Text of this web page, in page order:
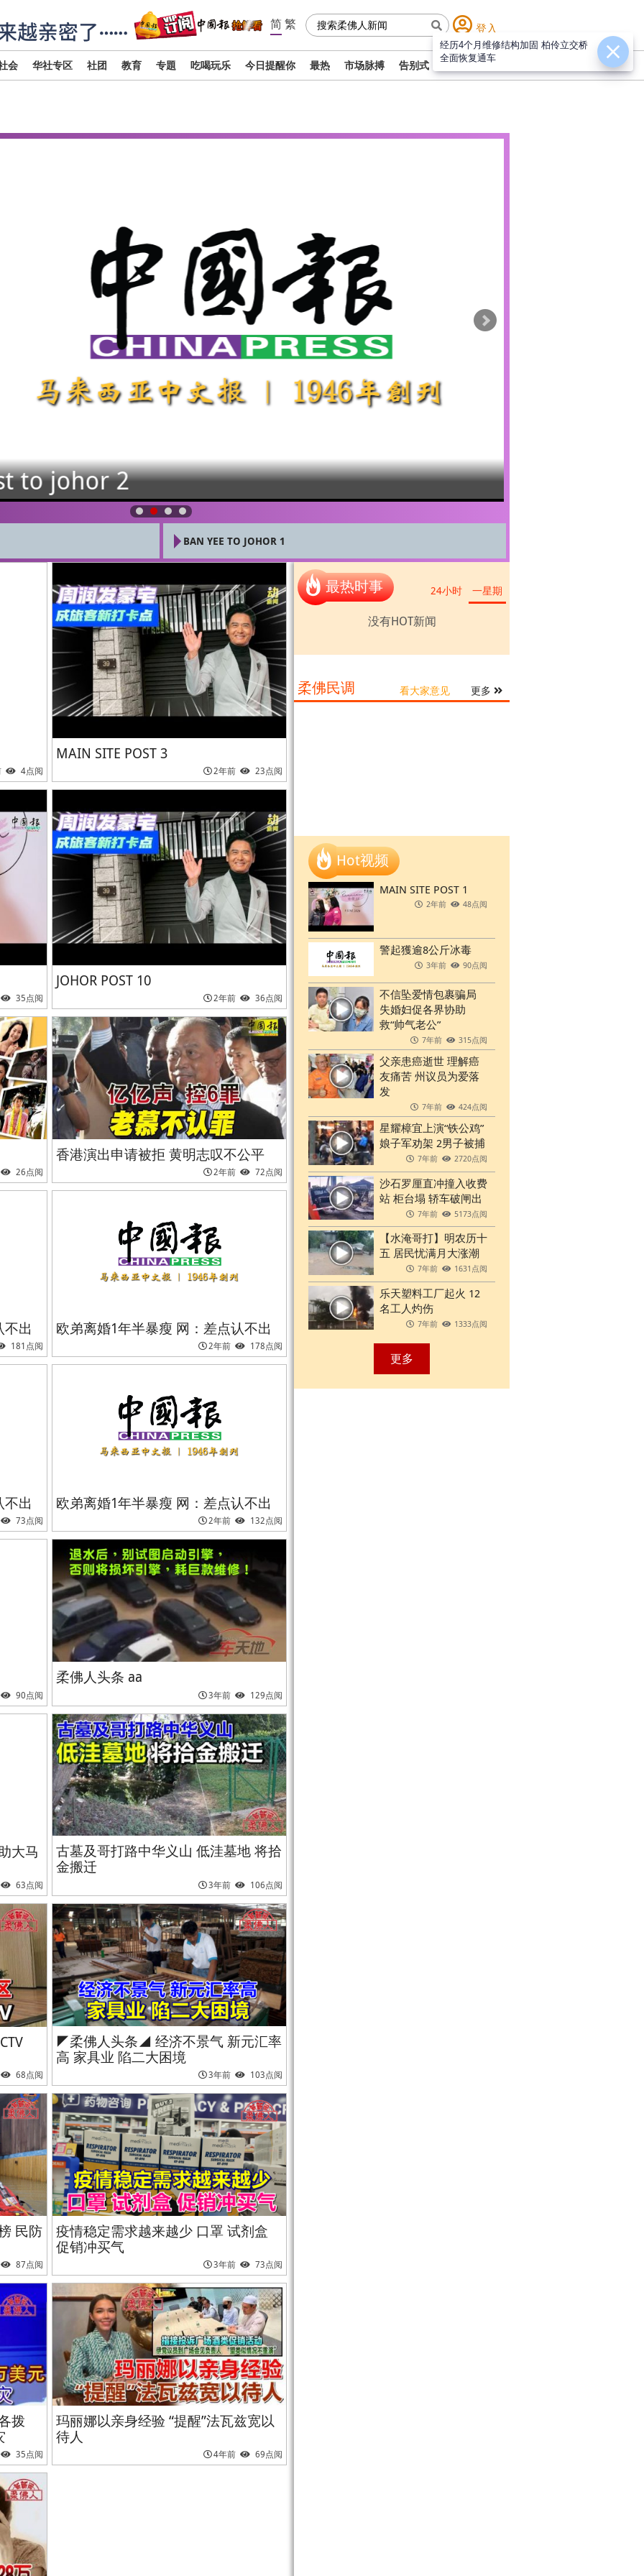
简 繁 登入
会 华社专区 社团 教育 专題 吃喝玩乐 今日提醒你 最热 市场脉搏 告别式
2
BAN YEE TO JOHOR 1
4点阅
MAIN SITE POST 3
2年前 23点阅
35点阅
JOHOR POST 10
2年前 36点阅
26点阅
香港演出申请被拒 黄明志叹不公平
2年前 72点阅
出
181点阅
欧弟离婚1年半暴瘦 网：差点认不出
2年前 178点阅
出
73点阅
欧弟离婚1年半暴瘦 网：差点认不出
2年前 132点阅
90点阅
柔佛人头条 aa
3年前 129点阅
大马
63点阅
古墓及哥打路中华义山 低洼墓地 将拾
金搬迁
3年前 106点阅
68点阅
◤柔佛人头条◢ 经济不景气 新元汇率
高 家具业 陷二大困境
3年前 103点阅
民防
87点阅
疫情稳定需求越来越少 口罩 试剂盒
促销冲买气
3年前 73点阅
拨
35点阅
玛丽娜以亲身经验 “提醒”法瓦兹宽以
待人
4年前 69点阅
最热时事 24小时 一星期
没有HOT新闻
柔佛民调 看大家意见 更多
Hot视频
MAIN SITE POST 1
2年前 48点阅
警起獲逾8公斤冰毒
3年前 90点阅
不信坠爱情包裹骗局
失婚妇促各界协助
救“帅气老公”
7年前 315点阅
父亲患癌逝世 理解癌
友痛苦 州议员为爱落
发
7年前 424点阅
星耀樟宜上演“铁公鸡”
娘子军劝架 2男子被捕
7年前 2720点阅
沙石罗厘直冲撞入收费
站 柜台塌 轿车破闸出
7年前 5173点阅
【水淹哥打】明农历十
五 居民忧满月大涨潮
7年前 1631点阅
乐天塑料工厂起火 12
名工人灼伤
7年前 1333点阅
更多
经历4个月维修结构加固 柏伶立交桥
全面恢复通车